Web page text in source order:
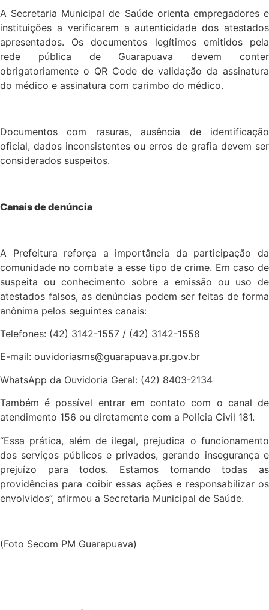
A Secretaria Municipal de Saúde orienta empregadores e
instituições a verificarem a autenticidade dos atestados
apresentados. Os documentos legítimos emitidos pela
rede pública de Guarapuava devem conter
obrigatoriamente o QR Code de validação da assinatura
do médico e assinatura com carimbo do médico.
Documentos com rasuras, ausência de identificação
oficial, dados inconsistentes ou erros de grafia devem ser
considerados suspeitos.
Canais de denúncia
A Prefeitura reforça a importância da participação da
comunidade no combate a esse tipo de crime. Em caso de
suspeita ou conhecimento sobre a emissão ou uso de
atestados falsos, as denúncias podem ser feitas de forma
anônima pelos seguintes canais:
Telefones: (42) 3142-1557 / (42) 3142-1558
E-mail: ouvidoriasms@guarapuava.pr.gov.br
WhatsApp da Ouvidoria Geral: (42) 8403-2134
Também é possível entrar em contato com o canal de
atendimento 156 ou diretamente com a Polícia Civil 181.
“Essa prática, além de ilegal, prejudica o funcionamento
dos serviços públicos e privados, gerando insegurança e
prejuízo para todos. Estamos tomando todas as
providências para coibir essas ações e responsabilizar os
envolvidos”, afirmou a Secretaria Municipal de Saúde.
(Foto Secom PM Guarapuava)